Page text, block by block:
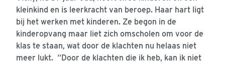
kleinkind en is leerkracht van beroep. Haar hart ligt
bij het werken met kinderen. Ze begon in de
kinderopvang maar liet zich omscholen om voor de
klas te staan, wat door de klachten nu helaas niet
meer lukt. “Door de klachten die ik heb, kan ik niet